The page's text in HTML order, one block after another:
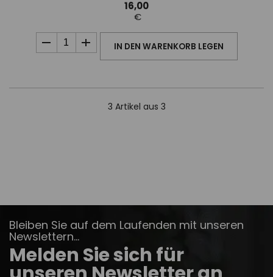
16,00
€
IN DEN WARENKORB LEGEN
3 Artikel aus 3
Bleiben Sie auf dem Laufenden mit unseren
Newslettern...
Melden Sie sich für